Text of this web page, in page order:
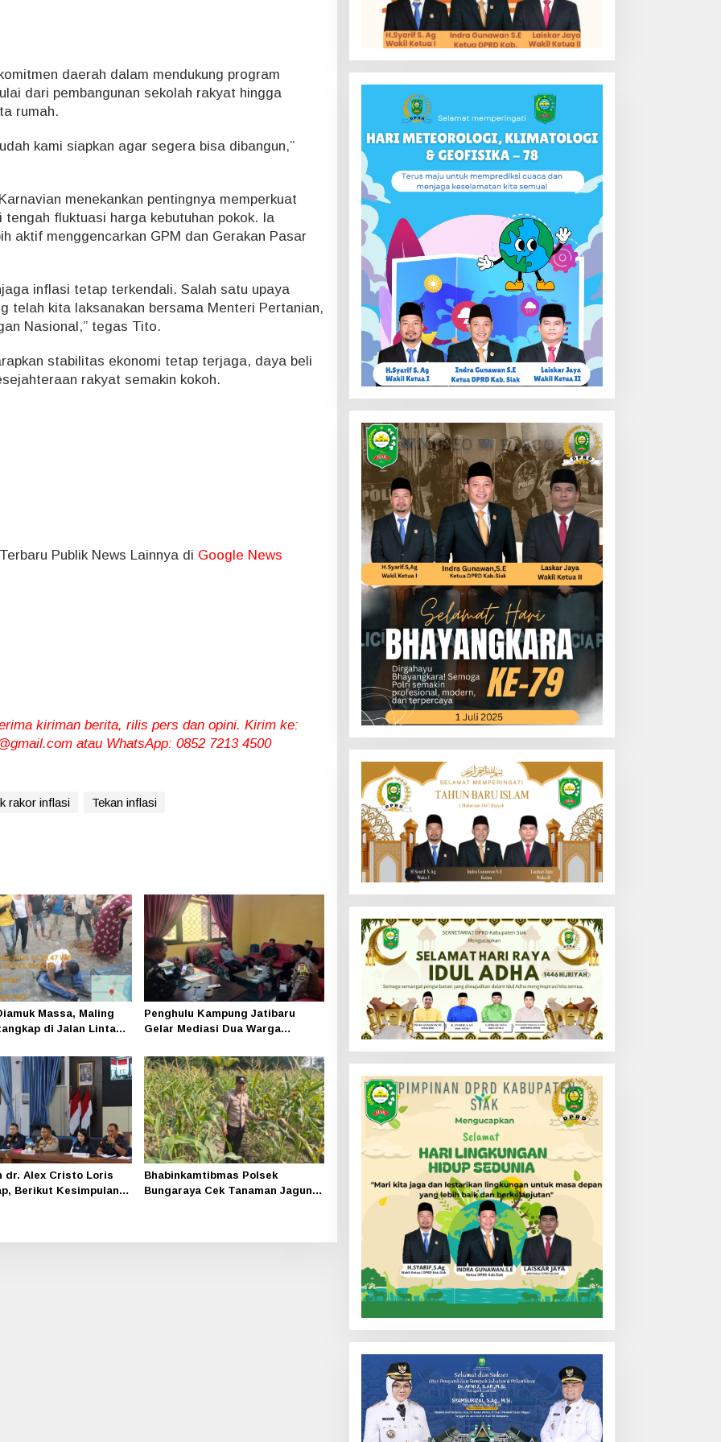
daerah dalam mendukung program
dari pembangunan sekolah rakyat hingga
rumah.
kami siapkan agar segera bisa dibangun,”
menekankan pentingnya memperkuat
fluktuasi harga kebutuhan pokok. Ia
aktif menggencarkan GPM dan Gerakan Pasar
inflasi tetap terkendali. Salah satu upaya
telah kita laksanakan bersama Menteri Pertanian,
Nasional,” tegas Tito.
stabilitas ekonomi tetap terjaga, daya beli
rakyat semakin kokoh.
Publik News Lainnya di Google News
kiriman berita, rilis pers dan opini. Kirim ke:
atau WhatsApp: 0852 7213 4500
rakor inflasi Tekan inflasi
Massa, Maling
di Jalan Lintas
Penghulu Kampung Jatibaru
Gelar Mediasi Dua Warga
dr. Alex Cristo Loris
Berikut Kesimpulan
Bhabinkamtibmas Polsek
Bungaraya Cek Tanaman Jagung